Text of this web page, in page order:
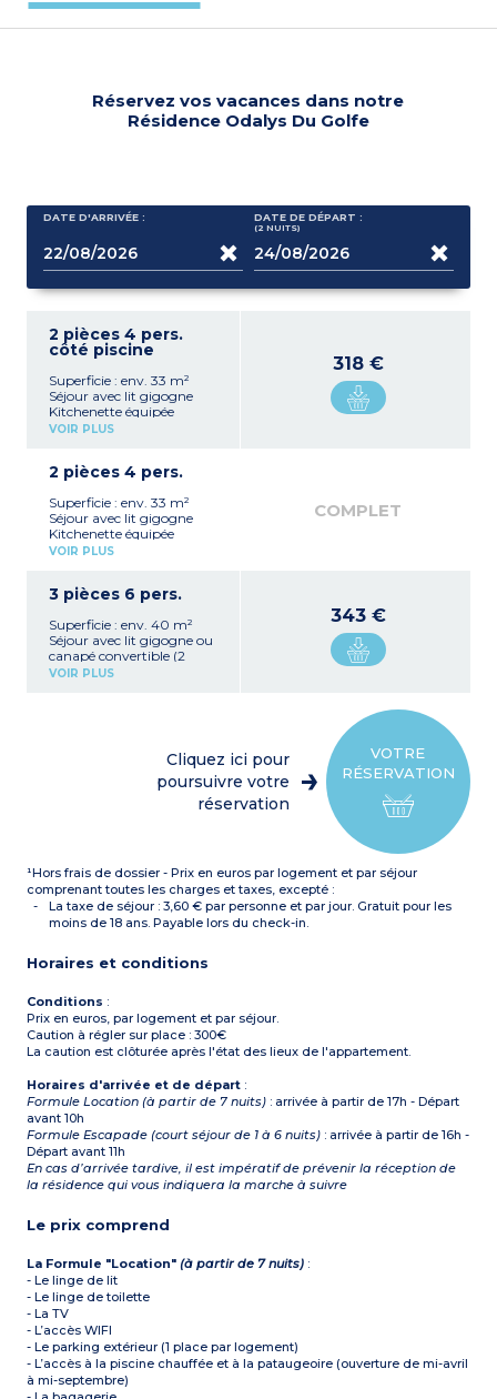
Réservez vos vacances dans notre
Résidence Odalys Du Golfe
DATE D'ARRIVÉE : DATE DE DÉPART :
(2 NUITS)
2 pièces 4 pers.
côté piscine
Superficie : env. 33 m²
Séjour avec lit gigogne
Kitchenette équipée
(plaque vitrocéramique 4
ondes/gril, lave-vaisselle,
Chambre avec 1 grand lit
Salle de bains avec
baignoire et WC, sèche-
cheveux, miroir grossissant
Personne à mobilité
réduite
VOIR PLUS
318 €
2 pièces 4 pers.
Superficie : env. 33 m²
Séjour avec lit gigogne
Kitchenette équipée
(plaque vitrocéramique 4
ondes/gril, lave-vaisselle,
bouilloire)
Chambre avec 1 grand lit
Salle de bains avec
baignoire et WC (douche
VOIR PLUS
COMPLET
3 pièces 6 pers.
Superficie : env. 40 m²
Séjour avec lit gigogne ou
canapé convertible (2
places)
ondes/gril, lave-vaisselle,
hotte, cafetière électrique,
Chambre avec 1 grand lit
dans les PMR*), sèche-
cheveux, miroir grossissant
* PMR : Personne à
mobilité réduite
VOIR PLUS
343 €
VOTRE
RÉSERVATION
Cliquez ici pour
poursuivre votre
réservation
¹Hors frais de dossier - Prix en euros par logement et par séjour
comprenant toutes les charges et taxes, excepté :
La taxe de séjour : 3,60 € par personne et par jour. Gratuit pour les
moins de 18 ans. Payable lors du check-in.
Horaires et conditions
Conditions :
Prix en euros, par logement et par séjour.
Caution à régler sur place : 300€
La caution est clôturée après l'état des lieux de l'appartement.
Horaires d'arrivée et de départ :
Formule Location (à partir de 7 nuits) : arrivée à partir de 17h - Départ
avant 10h
Formule Escapade (court séjour de 1 à 6 nuits) : arrivée à partir de 16h -
Départ avant 11h
En cas d’arrivée tardive, il est impératif de prévenir la réception de
la résidence qui vous indiquera la marche à suivre
Le prix comprend
La Formule "Location"(à partir de 7 nuits) :
- Le linge de lit
- Le linge de toilette
- La TV
- L’accès WIFI
- Le parking extérieur (1 place par logement)
- L’accès à la piscine chauffée et à la pataugeoire (ouverture de mi-avril
à mi-septembre)